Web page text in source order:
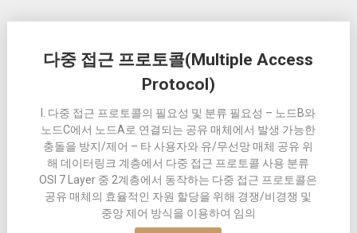
다중 접근 프로토콜(Multiple Access
Protocol)
I. 다중 접근 프로토콜의 필요성 및 분류 필요성 – 노드B와
노드C에서 노드A로 연결되는 공유 매체에서 발생 가능한
충돌을 방지/제어 – 타 사용자와 유/무선망 매체 공유 위
해 데이터링크 계층에서 다중 접근 프로토콜 사용 분류
OSI 7 Layer 중 2계층에서 동작하는 다중 접근 프로토콜은
공유 매체의 효율적인 자원 할당을 위해 경쟁/비경쟁 및
중앙 제어 방식을 이용하여 임의
navigation